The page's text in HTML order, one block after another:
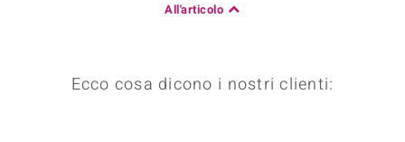
All'articolo
Ecco cosa dicono i nostri clienti: